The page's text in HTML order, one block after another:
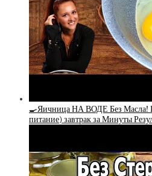
🍳Яичница НА ВОДЕ Без Масла!
питание) завтрак за Минуты